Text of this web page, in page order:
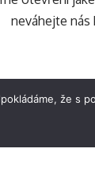
neváhejte
že s